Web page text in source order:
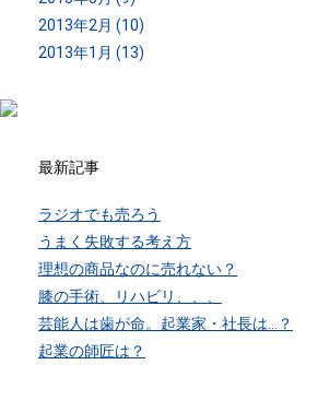
2013年2月 (10)
2013年1月 (13)
最新記事
ラジオでも売ろう
うまく失敗する考え方
理想の商品なのに売れない？
膝の手術、リハビリ、、、
芸能人は歯が命。起業家・社長は…？
起業の師匠は？